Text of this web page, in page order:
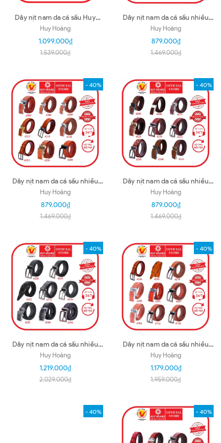
Dây nịt nam da cá sấu Huy
Hoàng bụng 3,5P màu bạch
tạng HD4881
Huy Hoàng
1.099.000₫
1.539.000₫
Dây nịt nam da cá sấu nhiều
loại màu nâu đất HD4202-14-
17-20-23-27-31-32
Huy Hoàng
879.000₫
1.469.000₫
- 40%
Dây nịt nam da cá sấu nhiều
loại màu vàng bò HD4203-06-
09-12-15-18-21-26-30
Huy Hoàng
879.000₫
1.469.000₫
- 40%
Dây nịt nam da cá sấu nhiều
loại màu nâu đỏ HD4205-08-
11-25-29-33-35-40-41
Huy Hoàng
879.000₫
1.469.000₫
- 40%
Dây nịt nam da cá sấu nhiều
loại màu đen HD4228-34-52-
73-76-82-88-94
Huy Hoàng
1.219.000₫
2.029.000₫
- 40%
Dây nịt nam da cá sấu nhiều
loại màu vàng bò HD4236-54-
79-85-91-97-4704-12-18
Huy Hoàng
1.179.000₫
1.959.000₫
- 40% - 40%